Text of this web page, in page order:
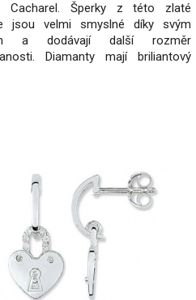
Cacharel. Šperky z této zlaté
jsou velmi smyslné díky svým
a dodávají další rozměr
Diamanty mají briliantový